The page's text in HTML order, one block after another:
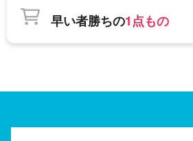
早い者勝ちの1点もの